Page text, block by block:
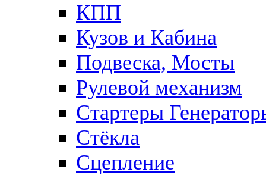
КПП
Кузов и Кабина
Подвеска, Мосты
Рулевой механизм
Стартеры
Стёкла
Сцепление